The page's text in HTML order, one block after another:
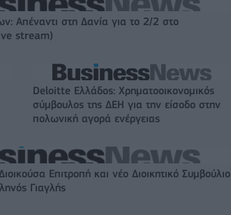
Απέναντι στη Δανία για το 2/2 στο
stream)
Deloitte Ελλάδος: Χρηματοοικονομικός
σύμβουλος της ΔΕΗ για την είσοδο στην
πολωνική αγορά ενέργειας
Επιτροπή και νέο Διοικητικό Συμβούλιο
Γιαγλής